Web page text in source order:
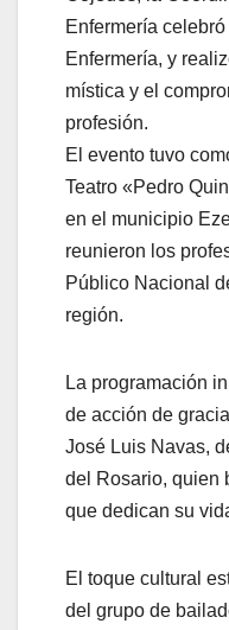
Enfermería
Enfermería, y
mística y el
profesión.
El evento tuvo
Teatro «Pedro
en el municipio
reunieron los
Público Nacional
región.
La programación
de acción de
José Luis Navas,
del Rosario, quien
que dedican su
El toque cultural
del grupo de